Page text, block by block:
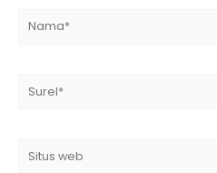
Nama*
Situs